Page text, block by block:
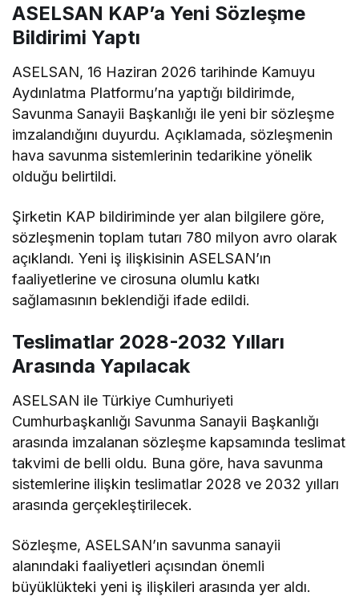
ASELSAN KAP’a Yeni Sözleşme
Bildirimi Yaptı
ASELSAN, 16 Haziran 2026 tarihinde Kamuyu
Aydınlatma Platformu’na yaptığı bildirimde,
Savunma Sanayii Başkanlığı ile yeni bir sözleşme
imzalandığını duyurdu. Açıklamada, sözleşmenin
hava savunma sistemlerinin tedarikine yönelik
olduğu belirtildi.
Şirketin KAP bildiriminde yer alan bilgilere göre,
sözleşmenin toplam tutarı 780 milyon avro olarak
açıklandı. Yeni iş ilişkisinin ASELSAN’ın
faaliyetlerine ve cirosuna olumlu katkı
sağlamasının beklendiği ifade edildi.
Teslimatlar 2028-2032 Yılları
Arasında Yapılacak
ASELSAN ile Türkiye Cumhuriyeti
Cumhurbaşkanlığı Savunma Sanayii Başkanlığı
arasında imzalanan sözleşme kapsamında teslimat
takvimi de belli oldu. Buna göre, hava savunma
sistemlerine ilişkin teslimatlar 2028 ve 2032 yılları
arasında gerçekleştirilecek.
Sözleşme, ASELSAN’ın savunma sanayii
alanındaki faaliyetleri açısından önemli
büyüklükteki yeni iş ilişkileri arasında yer aldı.